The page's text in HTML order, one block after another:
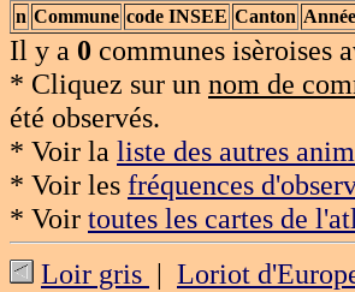
n Commune code INSEE Canton Année
Il y a 0 communes isèroises
* Cliquez sur un nom de
été observés.
* Voir la liste des autres
* Voir les fréquences
* Voir toutes les cartes de
Loir gris | Loriot